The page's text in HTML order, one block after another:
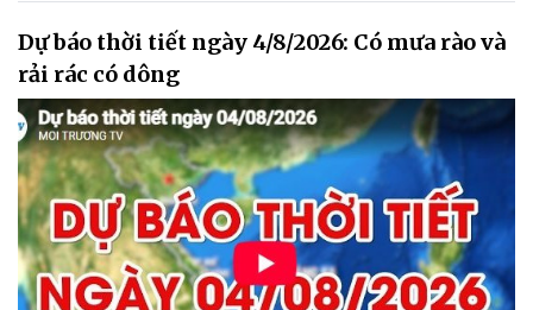
Dự báo thời tiết ngày 4/8/2026: Có mưa rào và
rải rác có dông